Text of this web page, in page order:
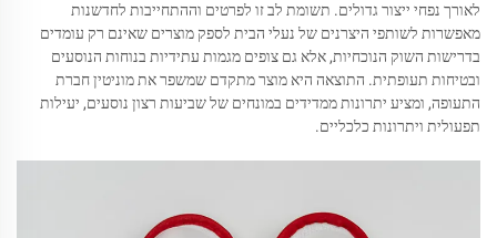
לאורך נפחי ייצור גדולים. תשומת לב זו לפרטים וההתחייבות לחדשנות
מאפשרות לשותפי היצרנים של נעלי הבית לספק מוצרים שאינם רק עומדים
בדרישות השוק הנוכחיות, אלא גם צופים מגמות עתידיות בנוחות הנוסעים
ובטיחות תעופתית. התוצאה היא מוצר מתקדם שמשפר את מוניטין חברת
התעופה, ומציע יתרונות ממדידים במונחים של שביעות רצון נוסעים, יעילות
תפעולית ויתרונות כלכליים.